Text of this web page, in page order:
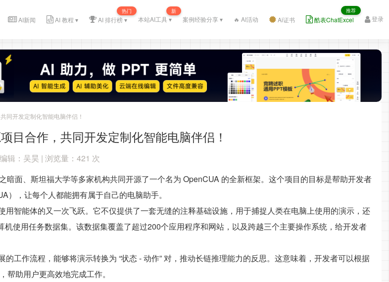
AI新闻 AI 教程 ▾ AI 排行榜 ▾
热门
本站AI工具 ▾
新
案例经验分享 ▾ 🔥 AI活动 Ai证书 酷表ChatExcel
推荐
登录
同开发定制化智能电脑伴侣！
目合作，共同开发定制化智能电脑伴侣！
辑：吴昊 | 浏览量：421 次
暗面、斯坦福大学等多家机构共同开源了一个名为 OpenCUA 的全新框架。这个项目的目标是帮助开发者
），让每个人都能拥有属于自己的电脑助手。
用智能体的又一次飞跃。它不仅提供了一套无缝的注释基础设施，用于捕捉人类在电脑上使用的演示，还
使用任务数据集。该数据集覆盖了超过200个应用程序和网站，以及跨越三个主要操作系统，给开发者
工作流程，能够将演示转换为 “状态 - 动作” 对，推动长链推理能力的反思。这意味着，开发者可以根据
帮助用户更高效地完成工作。